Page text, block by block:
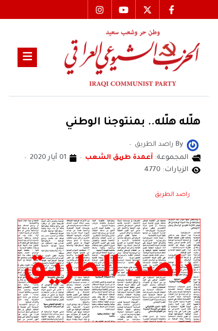
هلّله هلّله.. بمنتوجنا الوطني
By راصد الطريق
المجموعة: آعمدة طریق الشعب
01 أيار 2020
الزيارات: 4770
راصد الطريق